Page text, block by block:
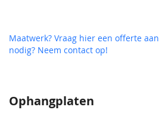
Ophangplaten
Maatwerk? Vraag hier een offerte aan
nodig? Neem contact op!